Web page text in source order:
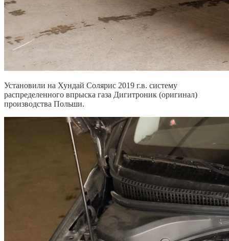
Установили на Хундай Солярис 2019 г.в. систему
распределенного впрыска газа Дигитроник (оригинал)
производства Польши.